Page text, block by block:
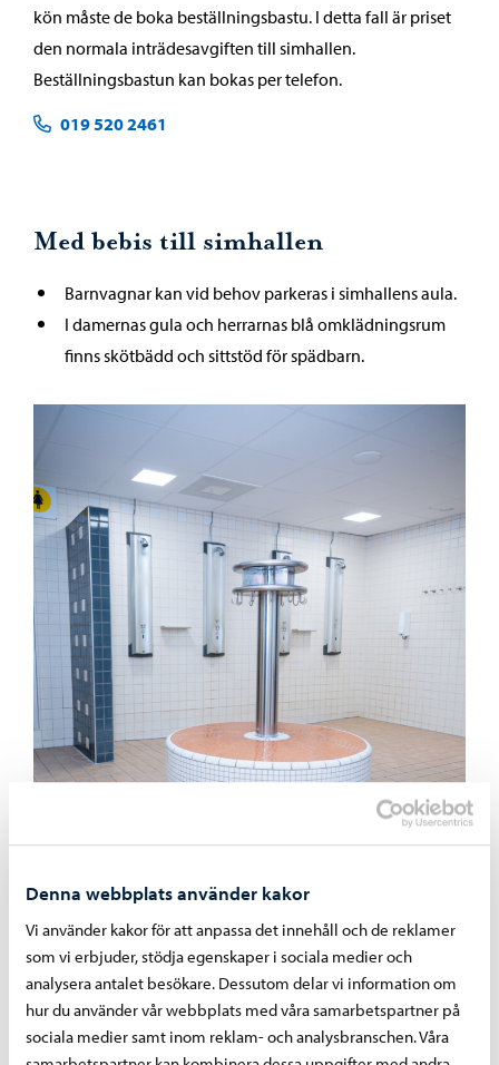
Denna webbplats använder kakor
Vi använder kakor för att anpassa det innehåll och de reklamer
som vi erbjuder, stödja egenskaper i sociala medier och
analysera antalet besökare. Dessutom delar vi information om
hur du använder vår webbplats med våra samarbetspartner på
sociala medier samt inom reklam- och analysbranschen. Våra
kön måste de boka beställningsbastu. I detta fall är priset
den normala inträdesavgiften till simhallen.
Beställningsbastun kan bokas per telefon.
019 520 2461
Med bebis till simhallen
Barnvagnar kan vid behov parkeras i simhallens aula.
I damernas gula och herrarnas blå omklädningsrum
finns skötbädd och sittstöd för spädbarn.